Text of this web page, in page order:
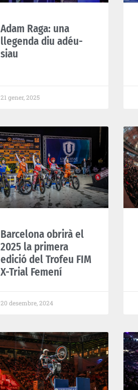
Adam Raga: una
llegenda diu adéu-
siau
21 gener, 2025
Barcelona obrirà el
2025 la primera
edició del Trofeu FIM
X-Trial Femení
20 desembre, 2024